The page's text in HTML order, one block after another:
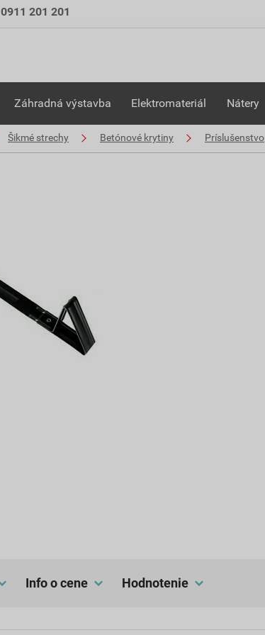
0911 201 201
Záhradná výstavba Elektromateriál Nátery
Šikmé strechy Betónové krytiny Príslušenstvo
Info o cene hodnotenie